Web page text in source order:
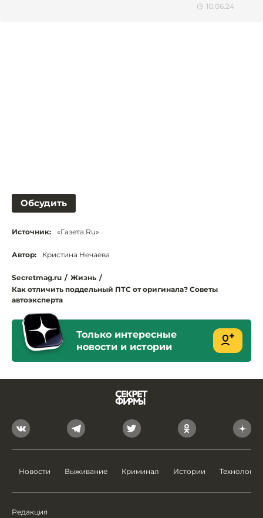
10.06.24
Обсудить
Источник: «Газета.Ru»
Автор: Кристина Нечаева
Secretmag.ru / Жизнь /
Как отличить поддельный ПТС от оригинала? Советы
автоэксперта
Только интересные
новости и истории
Новости Выживание Криминал Истории Технологии
Редакция